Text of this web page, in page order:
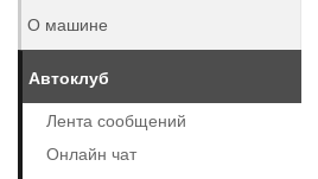
О машине
Автоклуб
Лента сообщений
Онлайн чат